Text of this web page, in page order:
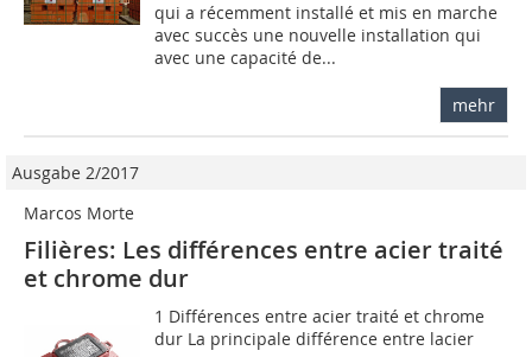
qui a récemment installé et mis en marche
avec succès une nouvelle installation qui
avec une capacité de...
mehr
Ausgabe 2/2017
Marcos Morte
Filières: Les différences entre acier traité
et chrome dur
1 Différences entre acier traité et chrome
dur La principale différence entre lacier